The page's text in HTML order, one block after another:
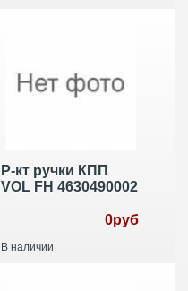
Р-кт ручки КПП
VOL FH 4630490002
0руб
В наличии